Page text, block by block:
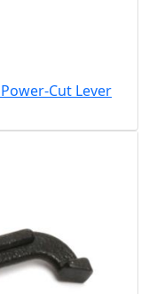
Cut Lever